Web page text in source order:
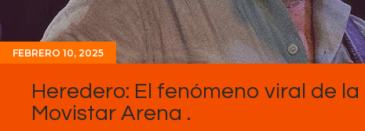
FEBRERO 10, 2025
Heredero: El fenómeno viral de
Movistar Arena .